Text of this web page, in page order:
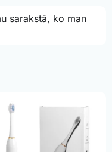
sarakstā, ko man